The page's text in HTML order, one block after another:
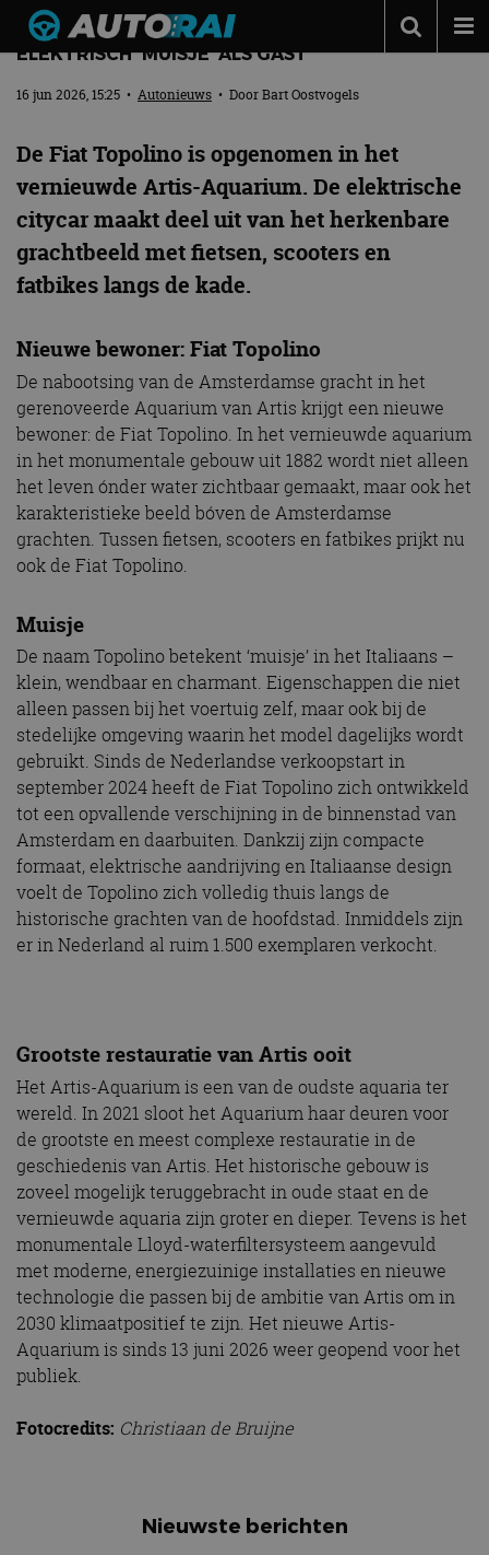
Autotests
Automerken
Adverteren
Contact
ARTIS-AQUARIUM HEEFT EEN OPVALLEND
ELEKTRISCH ‘MUISJE’ ALS GAST
16 jun 2026, 15:25 • Autonieuws • DoorBart Oostvogels
De Fiat Topolino is opgenomen in het
vernieuwde Artis-Aquarium. De elektrische
citycar maakt deel uit van het herkenbare
grachtbeeld met fietsen, scooters en
fatbikes langs de kade.
Nieuwe bewoner: Fiat Topolino
De nabootsing van de Amsterdamse gracht in het
gerenoveerde Aquarium van Artis krijgt een nieuwe
bewoner: de Fiat Topolino. In het vernieuwde aquarium
in het monumentale gebouw uit 1882 wordt niet alleen
het leven ónder water zichtbaar gemaakt, maar ook het
karakteristieke beeld bóven de Amsterdamse
grachten. Tussen fietsen, scooters en fatbikes prijkt nu
ook de Fiat Topolino.
Muisje
De naam Topolino betekent ‘muisje’ in het Italiaans –
klein, wendbaar en charmant. Eigenschappen die niet
alleen passen bij het voertuig zelf, maar ook bij de
stedelijke omgeving waarin het model dagelijks wordt
gebruikt. Sinds de Nederlandse verkoopstart in
september 2024 heeft de Fiat Topolino zich ontwikkeld
tot een opvallende verschijning in de binnenstad van
Amsterdam en daarbuiten. Dankzij zijn compacte
formaat, elektrische aandrijving en Italiaanse design
voelt de Topolino zich volledig thuis langs de
historische grachten van de hoofdstad. Inmiddels zijn
er in Nederland al ruim 1.500 exemplaren verkocht.
Grootste restauratie van Artis ooit
Het Artis-Aquarium is een van de oudste aquaria ter
wereld. In 2021 sloot het Aquarium haar deuren voor
de grootste en meest complexe restauratie in de
geschiedenis van Artis. Het historische gebouw is
zoveel mogelijk teruggebracht in oude staat en de
vernieuwde aquaria zijn groter en dieper. Tevens is het
monumentale Lloyd-waterfiltersysteem aangevuld
met moderne, energiezuinige installaties en nieuwe
technologie die passen bij de ambitie van Artis om in
2030 klimaatpositief te zijn. Het nieuwe Artis-
Aquarium is sinds 13 juni 2026 weer geopend voor het
publiek.
Fotocredits: Christiaan de Bruijne
Nieuwste berichten